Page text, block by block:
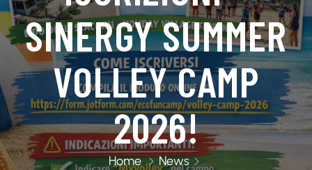
SINERGY SUMMER
VOLLEY CAMP
2026!
Home
News